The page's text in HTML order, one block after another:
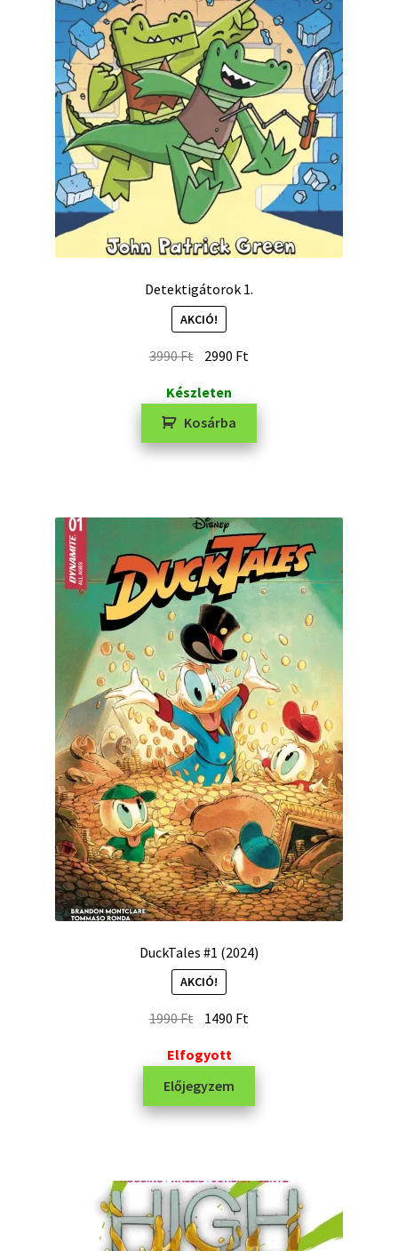
Detektigátorok 1.
AKCIÓ!
3990Ft 2990 Ft
Készleten
Kosárba
DuckTales #1 (2024)
AKCIÓ!
1990Ft 1490 Ft
Elfogyott
Előjegyzem